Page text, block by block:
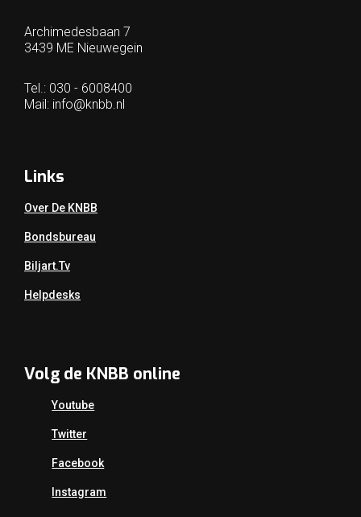
Archimedesbaan 7
3439 ME Nieuwegein
Tel.: 030 - 6008400
Mail: info@knbb.nl
Links
Over De KNBB
Bondsbureau
Biljart.tv
Helpdesks
Volg de KNBB online
Youtube
Twitter
Facebook
Instagram